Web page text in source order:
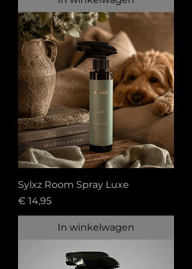
Sylxz Room Spray Luxe
Prijs
€ 14,95
In winkelwagen